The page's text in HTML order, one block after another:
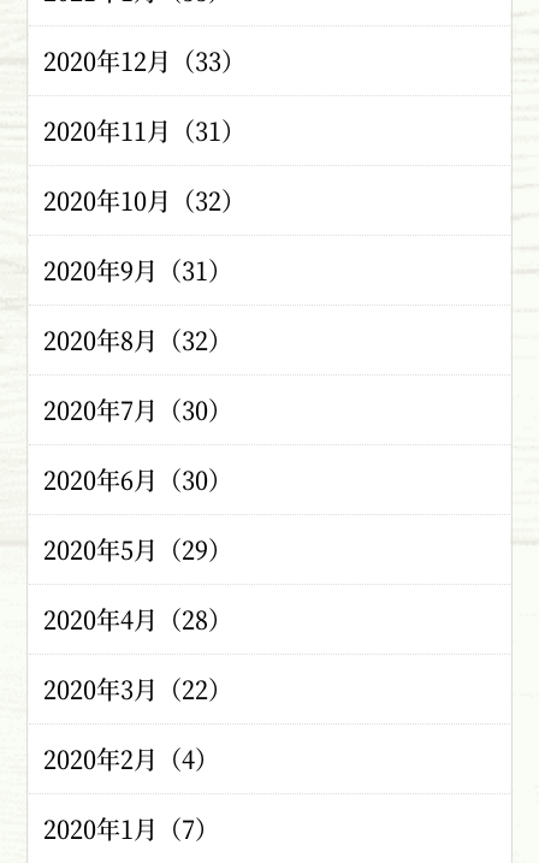
2020年12月（33）
2020年11月（31）
2020年10月（32）
2020年9月（31）
2020年8月（32）
2020年7月（30）
2020年6月（30）
2020年5月（29）
2020年4月（28）
2020年3月（22）
2020年2月（4）
2020年1月（7）